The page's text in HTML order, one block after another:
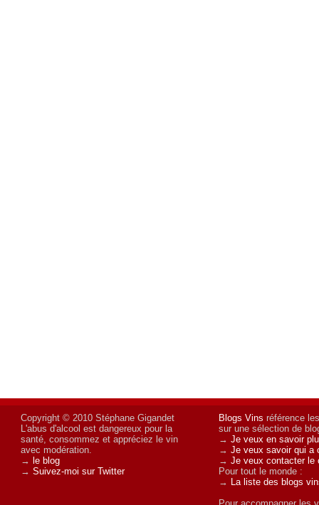
Copyright © 2010 Stéphane Gigandet
L'abus d'alcool est dangereux pour la
santé, consommez et appréciez le vin
avec modération.
→ le blog
→Suivez-moi sur Twitter
Blogs Vins référence
sur une sélection de
→Je veux en savoir
→Je veux savoir qui a
→Je veux contacter le
Pour tout le monde :
→
La liste des blogs